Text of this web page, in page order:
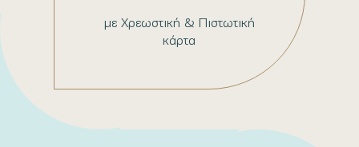
με Χρεωστική & Πιστωτική
κάρτα